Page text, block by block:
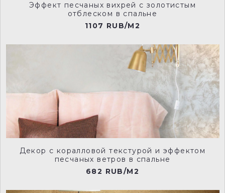
226-grey-teal-manu
228-lamp-black-manu
230-ceviche-manu
Эффект песчаных вихрей с золотистым
отблеском в спальне
1107 RUB/M2
Декор с коралловой текстурой и эффектом
песчаных ветров в спальне
682 RUB/M2